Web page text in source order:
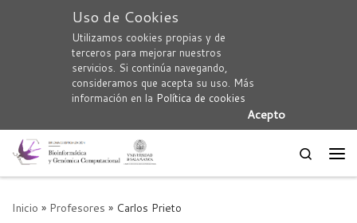
Uso de Cookies
Utilizamos cookies propias y de
terceros para mejorar nuestros
servicios. Si continúa navegando,
consideramos que acepta su uso. Más
información en la Política de cookies
Acepto
Saltar al contenido
Search
Inicio » Profesores » Carlos Prieto